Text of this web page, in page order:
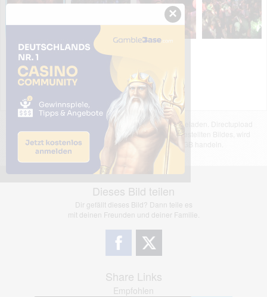
Das dargestellte Bild wurde von einem Nutzer hochgeladen. Directupload
übernimmt keinerlei Haftung für den Inhalt des dargestellten Bildes, wird
jedoch bei Verstößen nach §2(3) unserer AGB handeln.
Dieses Bild teilen
Dir gefällt dieses Bild? Dann teile es
mit deinen Freunden und deiner Familie.
Share Links
Empfohlen
×